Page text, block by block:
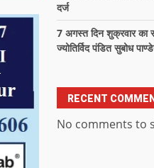
दर्ज
7 अगस्त दिन शुक्रवार का
ज्योतिर्विद पंडित सुबोध
RECENT
No comments to